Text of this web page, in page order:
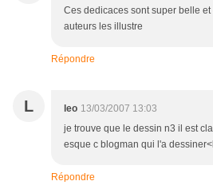
Ces dedicaces sont super belle
auteurs les illustre
Répondre
L leo 13/03/2007 13:03
je trouve que le dessin n3 il est
esque c blogman qui l'a
Répondre